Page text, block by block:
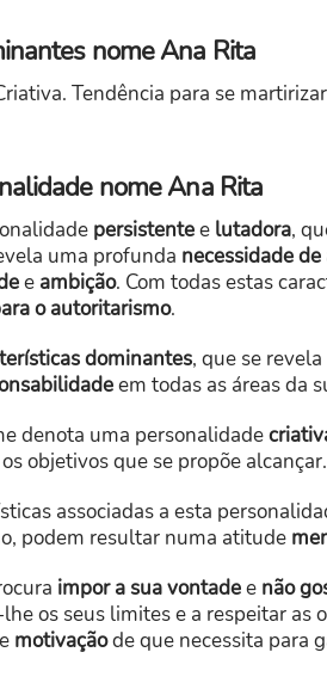
nome Ana Rita
Tendência para se
nome Ana Rita
persistentee lutadora,
uma profunda necessidade
e ambição. Com todas estas
o autoritarismo.
dominantes, que se
em todas as áreas da
denota uma personalidade
objetivos que se propõe alcançar.
associadas a esta
podem resultar numa atitude
impor a sua vontadee não
os seus limites e a respeitar as
e motivaçãode que necessita para